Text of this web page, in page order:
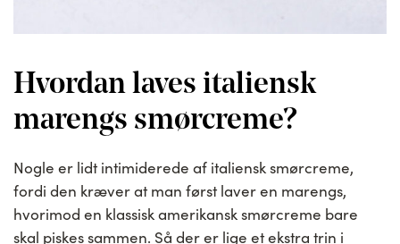
Hvordan laves italiensk
marengs smørcreme?
Nogle er lidt intimiderede af italiensk smørcreme,
fordi den kræver at man først laver en marengs,
hvorimod en klassisk amerikansk smørcreme bare
skal piskes sammen. Så der er lige et ekstra trin i